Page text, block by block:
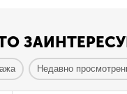
Недавно